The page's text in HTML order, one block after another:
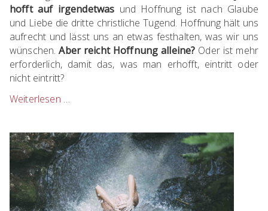
hofft auf irgendetwas und Hoffnung ist nach Glaube
und Liebe die dritte christliche Tugend. Hoffnung hält uns
aufrecht und lässt uns an etwas festhalten, was wir uns
wünschen.Aber reicht Hoffnung alleine? Oder ist mehr
erforderlich, damit das, was man erhofft, eintritt oder
nicht eintritt?
Weiterlesen …
wie
ein
See
ohne
Wasser